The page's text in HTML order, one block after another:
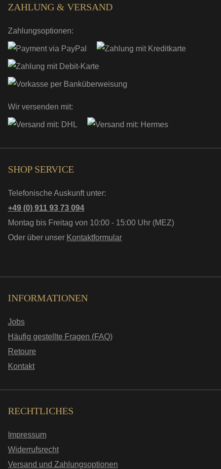
ZAHLUNG & VERSAND
Zahlungsoptionen:
Wir versenden mit:
SHOP SERVICE
Telefonische Auskunft unter:
+49 (0) 911 93 73 094
Montag bis Freitag von 10:00 - 15:00 Uhr (MEZ)
Oder über unser Kontaktformular
INFORMATIONEN
Jobs
Häufig gestellte Fragen (FAQ)
Retoure
Kontakt
RECHTLICHES
Impressum
Widerrufsrecht
Versand und Zahlungsoptionen